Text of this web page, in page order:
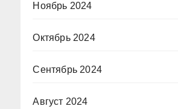
Ноябрь 2024
Октябрь 2024
Сентябрь 2024
Август 2024